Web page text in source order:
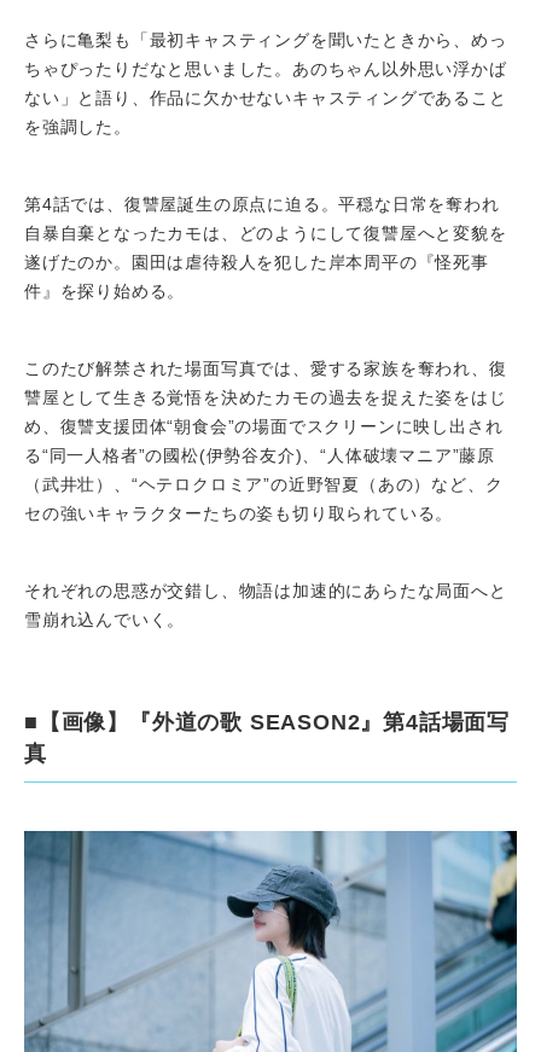
さらに亀梨も「最初キャスティングを聞いたときから、めっ
ちゃぴったりだなと思いました。あのちゃん以外思い浮かば
ない」と語り、作品に欠かせないキャスティングであること
を強調した。
第4話では、復讐屋誕生の原点に迫る。平穏な日常を奪われ
自暴自棄となったカモは、どのようにして復讐屋へと変貌を
遂げたのか。園田は虐待殺人を犯した岸本周平の『怪死事
件』を探り始める。
このたび解禁された場面写真では、愛する家族を奪われ、復
讐屋として生きる覚悟を決めたカモの過去を捉えた姿をはじ
め、復讐支援団体“朝食会”の場面でスクリーンに映し出され
る“同一人格者”の國松(伊勢谷友介)、“人体破壊マニア”藤原
（武井壮）、“ヘテロクロミア”の近野智夏（あの）など、ク
セの強いキャラクターたちの姿も切り取られている。
それぞれの思惑が交錯し、物語は加速的にあらたな局面へと
雪崩れ込んでいく。
■【画像】『外道の歌 SEASON2』第4話場面写
真